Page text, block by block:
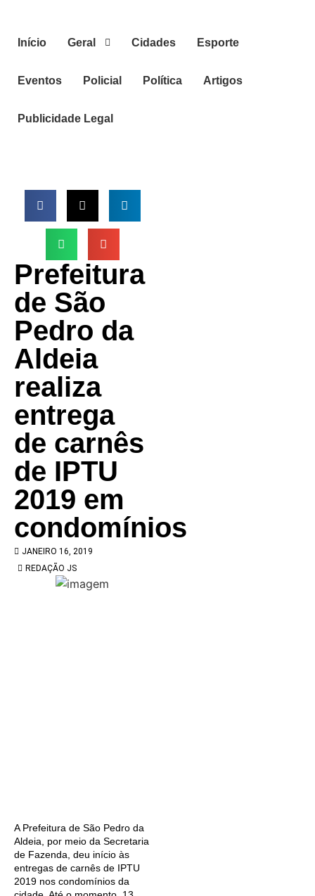
Início Geral Cidades Esporte
Eventos Policial Política Artigos
Publicidade Legal
Prefeitura
de São
Pedro da
Aldeia
realiza
entrega
de carnês
de IPTU
2019 em
condomínios
JANEIRO 16, 2019
REDAÇÃO JS
A Prefeitura de São Pedro da
Aldeia, por meio da Secretaria
de Fazenda, deu início às
entregas de carnês de IPTU
2019 nos condomínios da